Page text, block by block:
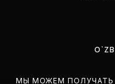
O`ZB
МЫ МОЖЕМ